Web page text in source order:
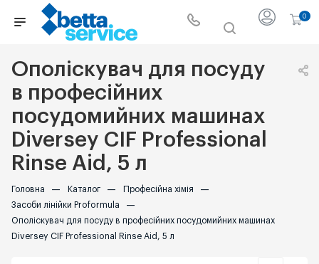
0
Ополіскувач для посуду
в професійних
посудомийних машинах
Diversey CIF Professional
Rinse Aid, 5 л
Головна — Каталог — Професійна хімія —
Засоби лінійки Proformula —
Ополіскувач для посуду в професійних посудомийних машинах
Diversey CIF Professional Rinse Aid, 5 л